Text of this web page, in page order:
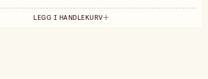
LEGG I HANDLEKURV